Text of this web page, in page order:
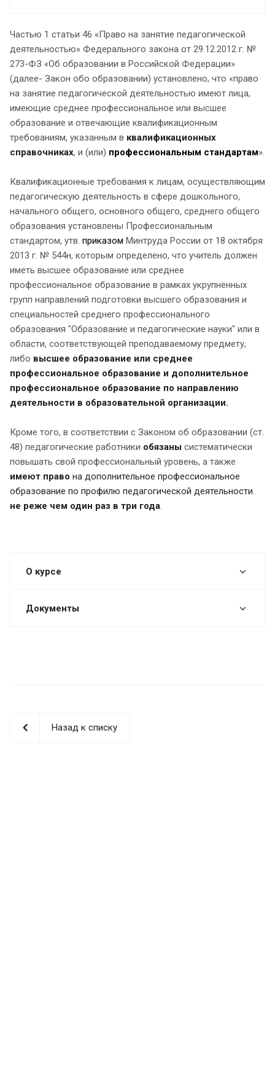
Частью 1 статьи 46 «Право на занятие педагогической
деятельностью» Федерального закона от 29.12.2012 г. №
273-ФЗ «Об образовании в Российской Федерации»
(далее- Закон обо образовании) установлено, что «право
на занятие педагогической деятельностью имеют лица,
имеющие среднее профессиональное или высшее
образование и отвечающие квалификационным
требованиям, указанным в квалификационных
справочниках, и (или) профессиональным стандартам».
Квалификационные требования к лицам, осуществляющим
педагогическую деятельность в сфере дошкольного,
начального общего, основного общего, среднего общего
образования установлены Профессиональным
стандартом, утв. приказом Минтруда России от 18 октября
2013 г. № 544н, которым определено, что учитель должен
иметь высшее образование или среднее
профессиональное образование в рамках укрупненных
групп направлений подготовки высшего образования и
специальностей среднего профессионального
образования "Образование и педагогические науки" или в
области, соответствующей преподаваемому предмету,
либо высшее образование или среднее
профессиональное образование и дополнительное
профессиональное образование по направлению
деятельности в образовательной организации.
Кроме того, в соответствии с Законом об образовании (ст.
48) педагогические работники обязаны систематически
повышать свой профессиональный уровень, а также
имеют право на дополнительное профессиональное
образование по профилю педагогической деятельности
не реже чем один раз в три года.
О курсе
Документы
Назад к списку